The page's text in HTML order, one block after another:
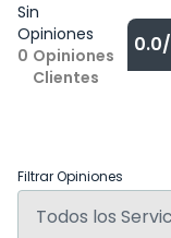
Sin
Opiniones
0 Opiniones
Clientes
0.0/
Filtrar Opiniones